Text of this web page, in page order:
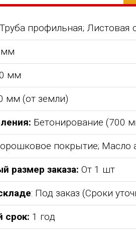
Примите самые
и искренние поздравления по
Дня предпринимателя!
профильная; Листовая
мм
мм
мм (от земли)
Бетонирование (700
покрытие; Масло
размер заказа: От 1 шт
: Под заказ (Сроки
срок: 1 год